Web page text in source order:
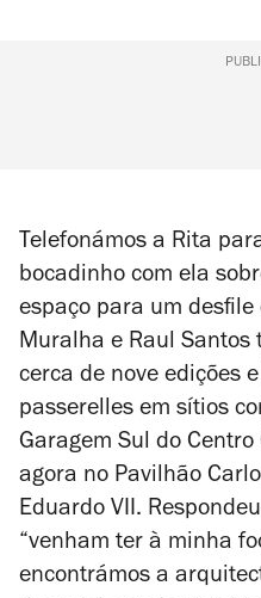
Telefonámos a Rita
bocadinho com ela
espaço para um
Muralha e Raul Santos
cerca de nove edições
passerelles em sítios
Garagem Sul do
agora no Pavilhão
Eduardo VII.
“venham ter à minha
encontrámos a